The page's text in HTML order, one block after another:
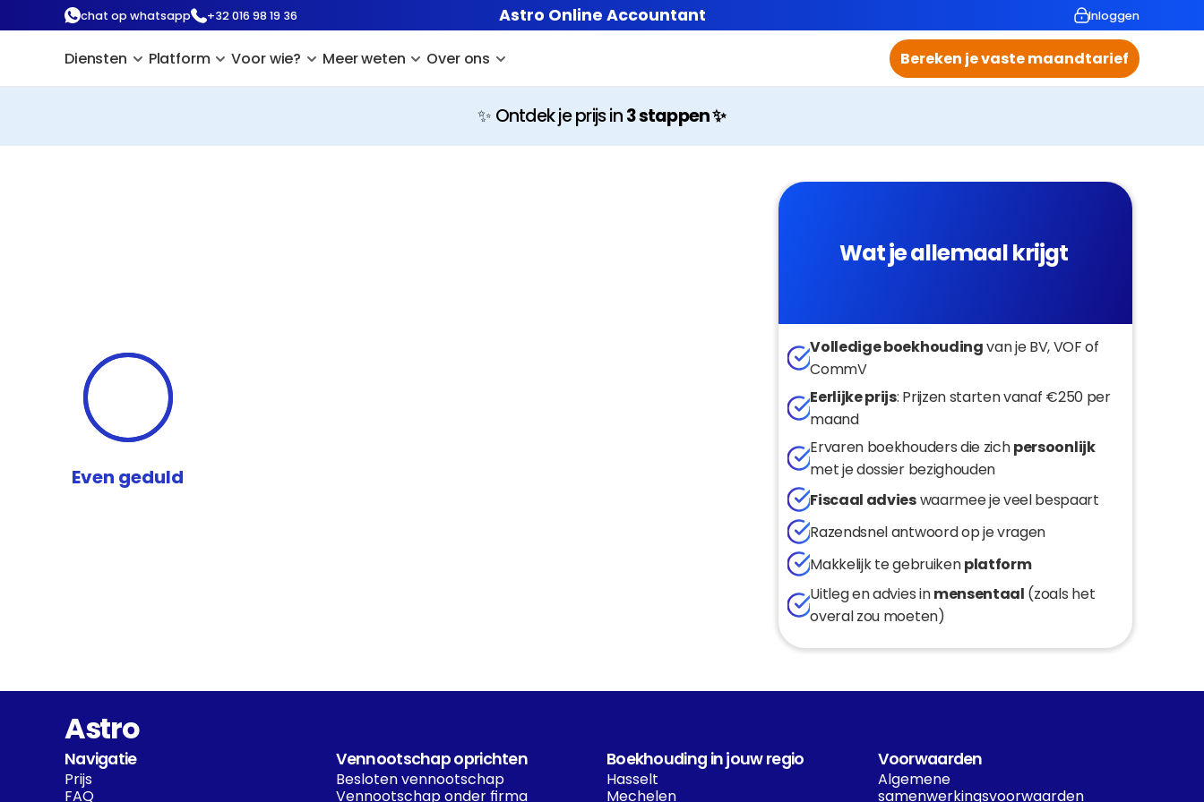
chat op whatsapp +32 016 98 19 36 Astro Online Accountant Inloggen
Diensten Platform Voor wie? Meer weten Over ons Bereken je vaste maandtarief
✨ Ontdek je prijs in 3 stappen ✨
Even geduld
Wat je allemaal krijgt
Volledige boekhouding van je BV, VOF of
CommV
Eerlijke prijs: Prijzen starten vanaf €250 per
maand
Ervaren boekhouders die zich persoonlijk
met je dossier bezighouden
Fiscaal advies waarmee je veel bespaart
Razendsnel antwoord op je vragen
Makkelijk te gebruiken platform
Uitleg en advies in mensentaal (zoals het
overal zou moeten)
Astro
Navigatie
Prijs
FAQ
Vennootschap oprichten
Besloten vennootschap
Vennootschap onder firma
Boekhouding in jouw regio
Hasselt
Mechelen
Voorwaarden
Algemene
samenwerkingsvoorwaarden